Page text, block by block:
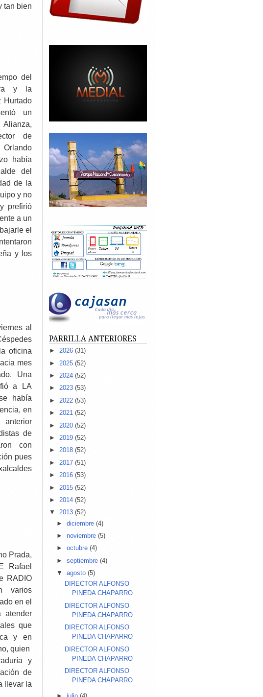
tan bien
del
y la
Hurtado
un
de
Orlando
había
del
de la
y no
prefirió
a un
el
y los
al
oficina
mes
Una
a LA
había
en
de
con
pues
Prada,
Rafael
RADIO
varios
en el
atender
que
y en
quien
y
de
llevar la
PARRILLA ANTERIORES
► 2026 (31)
► 2025 (52)
► 2024 (52)
► 2023 (53)
► 2022 (53)
► 2021 (52)
► 2020 (52)
► 2019 (52)
► 2018 (52)
► 2017 (51)
► 2016 (53)
► 2015 (52)
► 2014 (52)
▼ 2013 (52)
►diciembre (4)
►noviembre (5)
►octubre (4)
►septiembre (4)
▼agosto (5)
DIRECTOR ALFONSO
PINEDA CHAPARRO
DIRECTOR ALFONSO
PINEDA CHAPARRO
DIRECTOR ALFONSO
PINEDA CHAPARRO
DIRECTOR ALFONSO
PINEDA CHAPARRO
DIRECTOR ALFONSO
PINEDA CHAPARRO